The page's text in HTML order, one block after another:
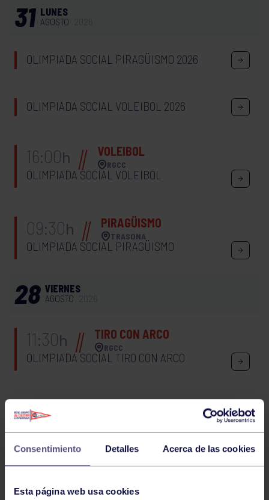
Consentimiento Detalles Acerca de las cookies
Esta página web usa cookies
31 LUNES
AGOSTO
OLIMPIADA SOCIAL PIRAGÜISMO 2026
OLIMPIADA SOCIAL VOLEIBOL 2026
16:00h VOLEIBOL
RGCC
OLIMPIADA SOCIAL VOLEIBOL
09:30h PIRAGÜISMO
TRASONA
OLIMPIADA SOCIAL PIRAGÜISMO
28 VIERNES
AGOSTO
11:30h TIRO CON ARCO
RGCC
OLIMPIADA SOCIAL TIRO CON ARCO
19:00
OLIMPIADA SOCIAL AJEDREZ